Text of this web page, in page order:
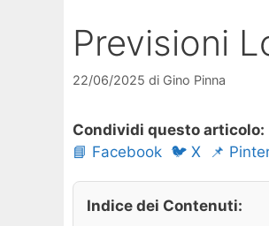
Previsioni
22/06/2025 di Gino Pinna
Condividi questo articolo:
📘 Facebook 🐦 X 📌
Indice dei Contenuti: